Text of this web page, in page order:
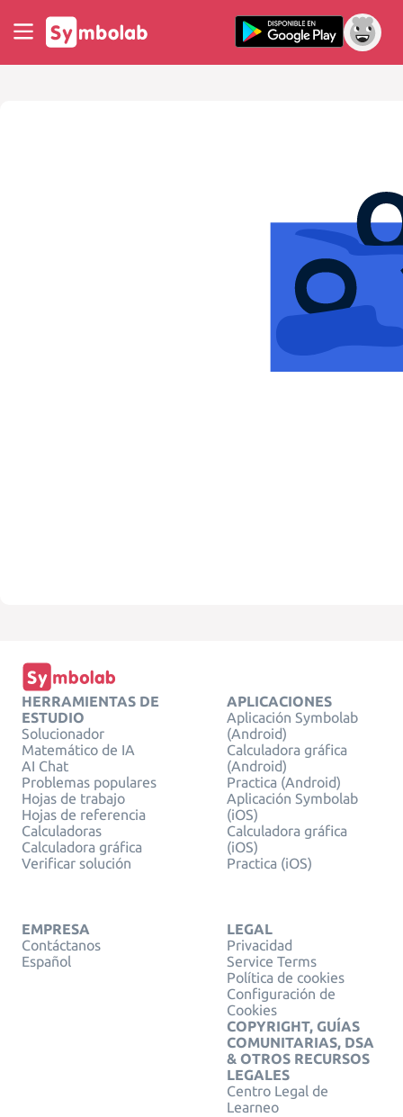
HERRAMIENTAS DE
ESTUDIO
Solucionador
Matemático de IA
AI Chat
Problemas populares
Hojas de trabajo
Hojas de referencia
Calculadoras
Calculadora gráfica
Verificar solución
APLICACIONES
Aplicación Symbolab
(Android)
Calculadora gráfica
(Android)
Practica (Android)
Aplicación Symbolab
(iOS)
Calculadora gráfica
(iOS)
Practica (iOS)
EMPRESA
Contáctanos
Español
LEGAL
Privacidad
Service Terms
Política de cookies
Configuración de
Cookies
COPYRIGHT, GUÍAS
COMUNITARIAS, DSA
& OTROS RECURSOS
LEGALES
Centro Legal de
Learneo